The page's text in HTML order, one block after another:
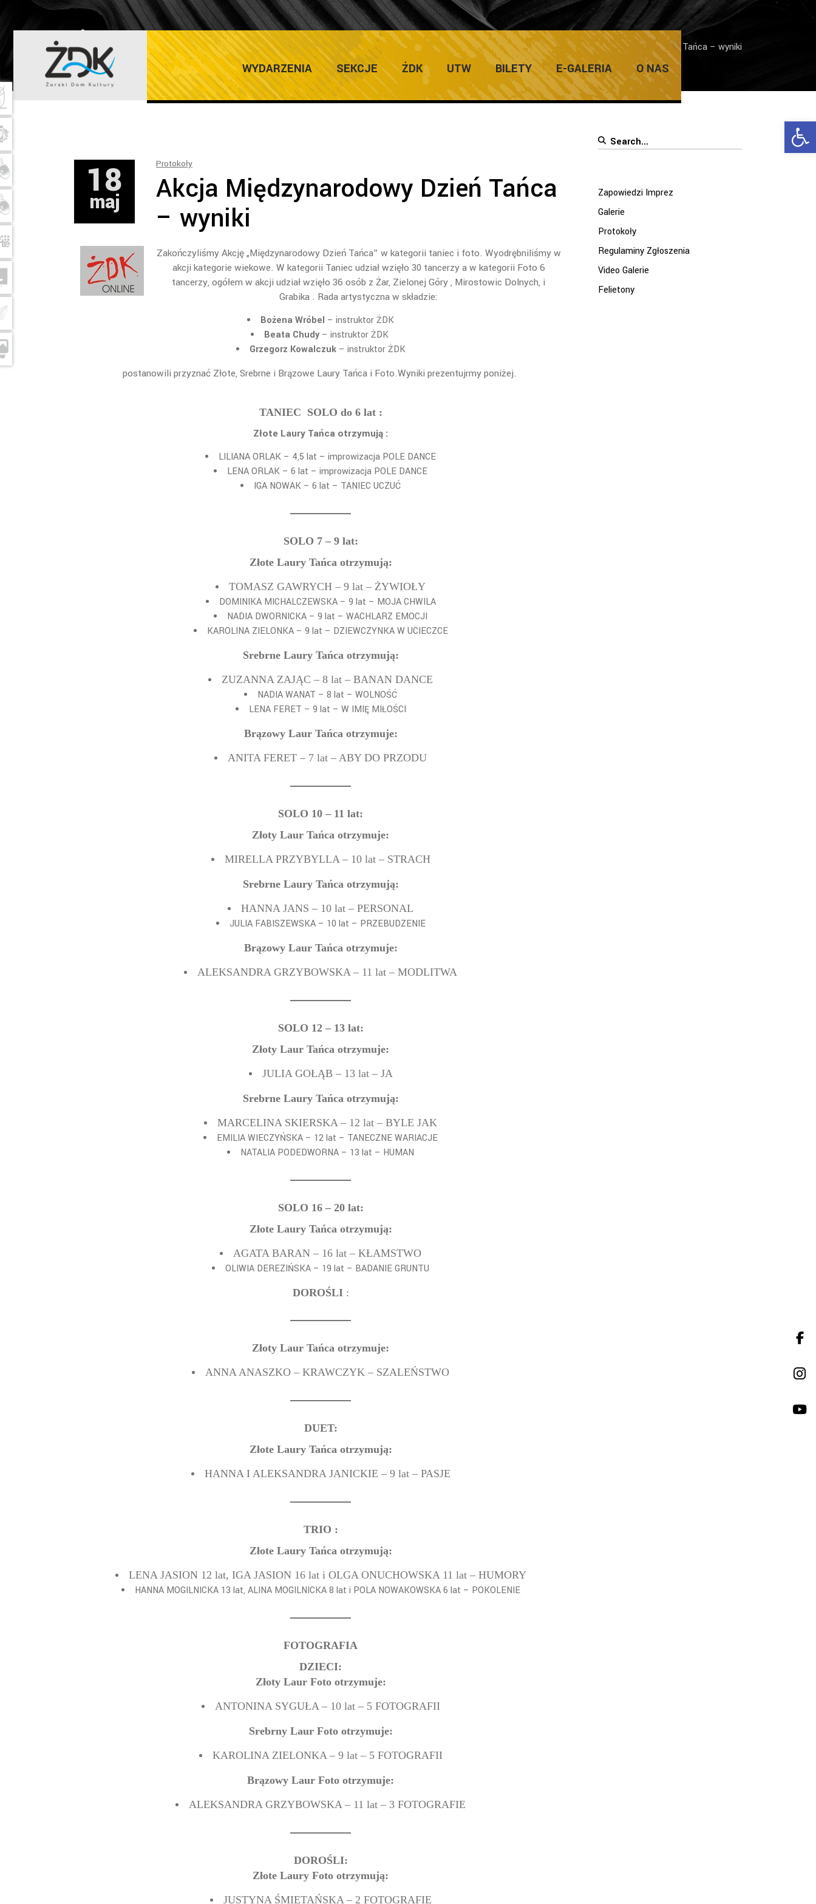
WYDARZENIA SEKCJE ŻDK UTW BILETY E-GALERIA O NAS
ŻARSKI DOM KULTURY Home/Protokoły/ Akcja Międzynarodowy Dzień Tańca – wyniki
18
maj
Protokoły
Akcja Międzynarodowy Dzień Tańca
– wyniki
Zakończyliśmy Akcję „Międzynarodowy Dzień Tańca” w kategorii taniec i foto. Wyodrębniliśmy w
akcji kategorie wiekowe. W kategorii Taniec udział wzięło 30 tancerzy a w kategorii Foto 6
tancerzy, ogółem w akcji udział wzięło 36 osób z Żar, Zielonej Góry , Mirostowic Dolnych, i
Grabika . Rada artystyczna w składzie:
Bożena Wróbel – instruktor ŻDK
Beata Chudy– instruktor ŻDK
Grzegorz Kowalczuk– instruktor ŻDK
postanowili przyznać Złote, Srebrne i Brązowe Laury Tańca i Foto.Wyniki prezentujrmy poniżej.
TANIEC SOLO do 6 lat :
Złote Laury Tańca otrzymują :
LILIANA ORLAK – 4,5 lat – improwizacja POLE DANCE
LENA ORLAK – 6 lat – improwizacja POLE DANCE
IGA NOWAK – 6 lat – TANIEC UCZUĆ
SOLO 7 – 9 lat:
Złote Laury Tańca otrzymują:
TOMASZ GAWRYCH – 9 lat – ŻYWIOŁY
DOMINIKA MICHALCZEWSKA – 9 lat – MOJA CHWILA
NADIA DWORNICKA – 9 lat – WACHLARZ EMOCJI
KAROLINA ZIELONKA – 9 lat – DZIEWCZYNKA W UCIECZCE
Srebrne Laury Tańca otrzymują:
ZUZANNA ZAJĄC – 8 lat – BANAN DANCE
NADIA WANAT – 8 lat – WOLNOŚĆ
LENA FERET – 9 lat – W IMIĘ MIŁOŚCI
Brązowy Laur Tańca otrzymuje:
ANITA FERET – 7 lat – ABY DO PRZODU
SOLO 10 – 11 lat:
Złoty Laur Tańca otrzymuje:
MIRELLA PRZYBYLLA – 10 lat – STRACH
Srebrne Laury Tańca otrzymują:
HANNA JANS – 10 lat – PERSONAL
JULIA FABISZEWSKA – 10 lat – PRZEBUDZENIE
Brązowy Laur Tańca otrzymuje:
ALEKSANDRA GRZYBOWSKA – 11 lat – MODLITWA
SOLO 12 – 13 lat:
Złoty Laur Tańca otrzymuje:
JULIA GOŁĄB – 13 lat – JA
Srebrne Laury Tańca otrzymują:
MARCELINA SKIERSKA – 12 lat – BYLE JAK
EMILIA WIECZYŃSKA – 12 lat – TANECZNE WARIACJE
NATALIA PODEDWORNA – 13 lat – HUMAN
SOLO 16 – 20 lat:
Złote Laury Tańca otrzymują:
AGATA BARAN – 16 lat – KŁAMSTWO
OLIWIA DEREZIŃSKA – 19 lat – BADANIE GRUNTU
DOROŚLI:
Złoty Laur Tańca otrzymuje:
ANNA ANASZKO – KRAWCZYK – SZALEŃSTWO
DUET:
Złote Laury Tańca otrzymują:
HANNA I ALEKSANDRA JANICKIE – 9 lat – PASJE
TRIO :
Złote Laury Tańca otrzymują:
LENA JASION 12 lat, IGA JASION 16 lat i OLGA ONUCHOWSKA 11 lat – HUMORY
HANNA MOGILNICKA 13 lat, ALINA MOGILNICKA 8 lat i POLA NOWAKOWSKA 6 lat – POKOLENIE
FOTOGRAFIA
DZIECI:
Złoty Laur Foto otrzymuje:
ANTONINA SYGUŁA – 10 lat – 5 FOTOGRAFII
Srebrny Laur Foto otrzymuje:
KAROLINA ZIELONKA – 9 lat – 5 FOTOGRAFII
Brązowy Laur Foto otrzymuje:
ALEKSANDRA GRZYBOWSKA – 11 lat – 3 FOTOGRAFIE
DOROŚLI:
Złote Laury Foto otrzymują:
JUSTYNA ŚMIETAŃSKA – 2 FOTOGRAFIE
Search
Zapowiedzi Imprez
Galerie
Protokoły
Regulaminy Zgłoszenia
Video Galerie
Felietony